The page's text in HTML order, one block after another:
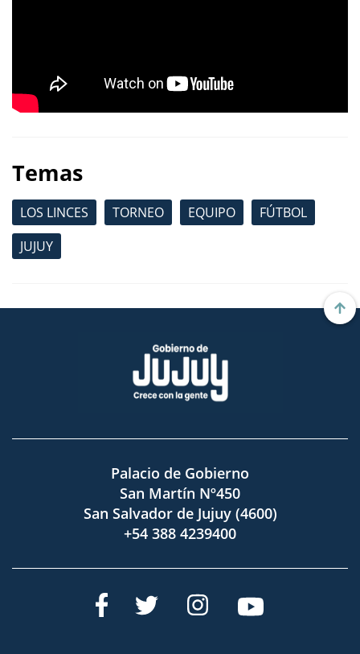
Temas
LOS LINCES TORNEO EQUIPO
FÚTBOL
JUJUY
Palacio de Gobierno
San Martín Nº450
San Salvador de Jujuy (4600)
+54 388 4239400